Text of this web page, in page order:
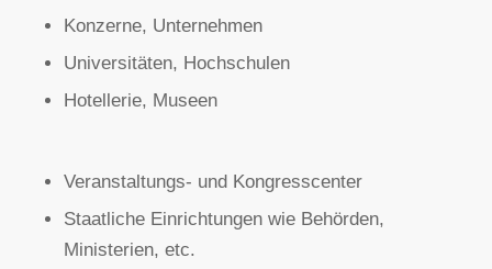
Konzerne, Unternehmen
Universitäten, Hochschulen
Hotellerie, Museen
Veranstaltungs- und Kongresscenter
Staatliche Einrichtungen wie Behörden,
Ministerien, etc.